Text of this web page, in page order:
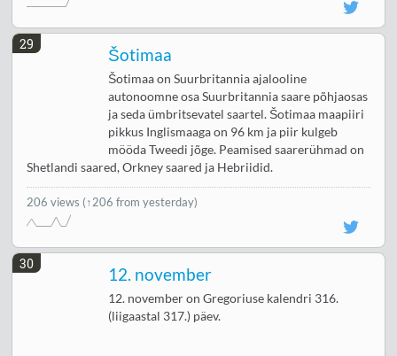
29
Šotimaa
Šotimaa on Suurbritannia ajalooline
autonoomne osa Suurbritannia saare põhjaosas
ja seda ümbritsevatel saartel. Šotimaa maapiiri
pikkus Inglismaaga on 96 km ja piir kulgeb
mööda Tweedi jõge. Peamised saarerühmad on
Shetlandi saared, Orkney saared ja Hebriidid.
206 views (↑206 from yesterday)
30
12. november
12. november on Gregoriuse kalendri 316.
(liigaastal 317.) päev.